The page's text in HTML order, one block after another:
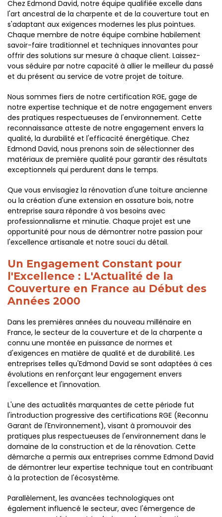
Chez Edmond David, notre équipe qualifiée excelle dans
l'art ancestral de la charpente et de la couverture tout en
s'adaptant aux exigences modernes les plus pointues.
Chaque membre de notre équipe combine habilement
savoir-faire traditionnel et techniques innovantes pour
offrir des solutions sur mesure à chaque client. Laissez-
vous séduire par notre capacité à allier le meilleur du passé
et du présent au service de votre projet de toiture.
Nous sommes fiers de notre certification RGE, gage de
notre expertise technique et de notre engagement envers
des pratiques respectueuses de l'environnement. Cette
reconnaissance atteste de notre engagement envers la
qualité, la durabilité et l'efficacité énergétique. Chez
Edmond David, nous prenons soin de sélectionner des
matériaux de première qualité pour garantir des résultats
exceptionnels qui perdurent dans le temps.
Que vous envisagiez la rénovation d'une toiture ancienne
ou la création d'une extension en ossature bois, notre
entreprise saura répondre à vos besoins avec
professionnalisme et minutie. Chaque projet est une
opportunité pour nous de démontrer notre passion pour
l'excellence artisanale et notre souci du détail.
Un Engagement Constant pour
l'Excellence : L'Actualité de la
Couverture en France au Début des
Années 2000
Dans les premières années du nouveau millénaire en
France, le secteur de la couverture et de la charpente a
connu une montée en puissance de normes et
d'exigences en matière de qualité et de durabilité. Les
entreprises telles qu'Edmond David se sont adaptées à ces
évolutions en renforçant leur engagement envers
l'excellence et l'innovation.
L'une des actualités marquantes de cette période fut
l'introduction progressive des certifications RGE (Reconnu
Garant de l'Environnement), visant à promouvoir des
pratiques plus respectueuses de l'environnement dans le
domaine de la construction et de la rénovation. Cette
démarche a permis aux entreprises comme Edmond David
de démontrer leur expertise technique tout en contribuant
à la protection de l'écosystème.
Parallèlement, les avancées technologiques ont
également influencé le secteur, avec l'émergence de